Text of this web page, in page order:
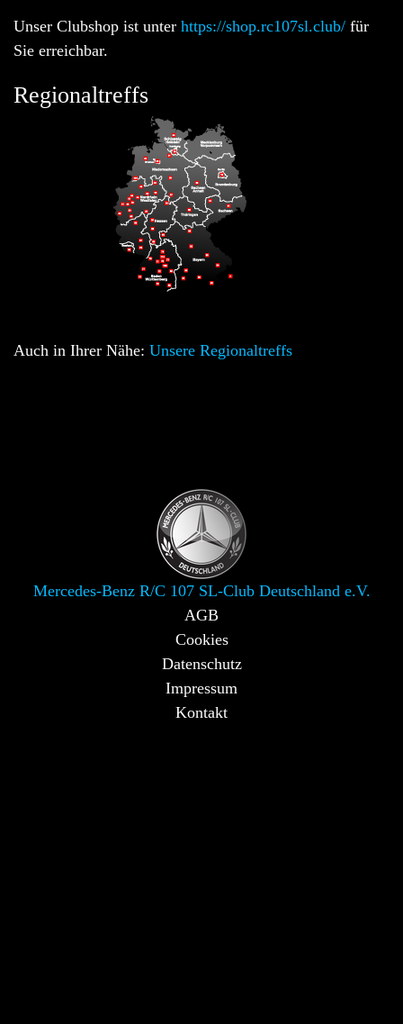
Unser Clubshop ist unter https://shop.rc107sl.club/ für
Sie erreichbar.
Regionaltreffs
Auch in Ihrer Nähe: Unsere Regionaltreffs
Mercedes-Benz R/C 107 SL-Club Deutschland e.V.
AGB
Cookies
Datenschutz
Impressum
Kontakt